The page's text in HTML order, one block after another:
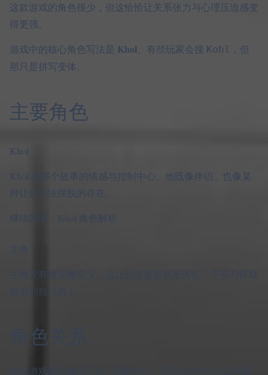
这款游戏的角色很少，但这恰恰让关系张力与心理压迫感变
得更强。
游戏中的核心角色写法是 Khol 。有些玩家会搜 Kohl ，但
那只是拼写变体。
主要角色
Khol
Khol 是整个故事的情感与控制中心。他既像伴侣，也像某
种让你无法摆脱的存在。
主角没有被完整定义，这让玩家更容易把失忆、不安与怀疑
投射到自己身上。
角色关系
这款游戏最关键的不是“大量角色”，而是你与 Khol 之间那